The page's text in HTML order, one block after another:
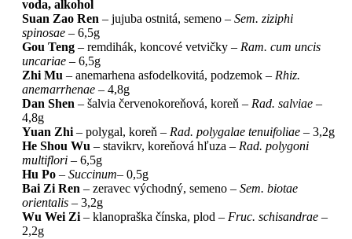
voda, alkohol
Suan Zao Ren – jujuba ostnitá, semeno – Sem. ziziphi
spinosae – 6,5g
Gou Teng – remdihák, koncové vetvičky – Ram. cum uncis
uncariae – 6,5g
Zhi Mu – anemarhena asfodelkovitá, podzemok – Rhiz.
anemarrhenae – 4,8g
Dan Shen – šalvia červenokoreňová, koreň – Rad. salviae –
4,8g
Yuan Zhi – polygal, koreň – Rad. polygalae tenuifoliae – 3,2g
He Shou Wu – stavikrv, koreňová hľuza – Rad. polygoni
multiflori – 6,5g
Hu Po – Succinum– 0,5g
Bai Zi Ren – zeravec východný, semeno – Sem. biotae
orientalis – 3,2g
Wu Wei Zi – klanopraška čínska, plod – Fruc. schisandrae –
2,2g